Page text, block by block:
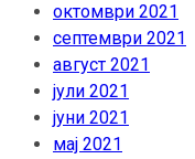
октомври 2021
септември 2021
август 2021
јули 2021
јуни 2021
мај 2021